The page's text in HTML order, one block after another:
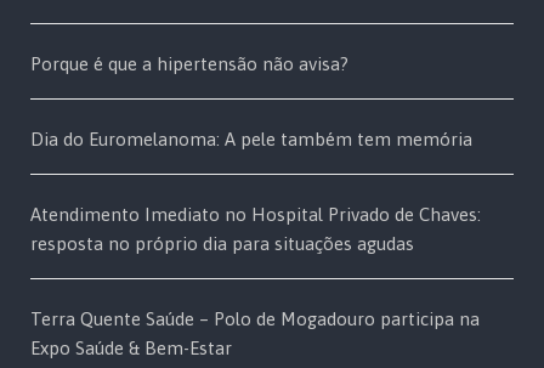
Porque é que a hipertensão não avisa?
Dia do Euromelanoma: A pele também tem memória
Atendimento Imediato no Hospital Privado de Chaves:
resposta no próprio dia para situações agudas
Terra Quente Saúde – Polo de Mogadouro participa na
Expo Saúde & Bem-Estar